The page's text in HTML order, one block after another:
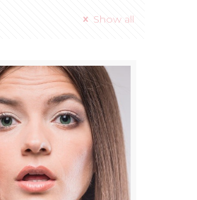
Show all